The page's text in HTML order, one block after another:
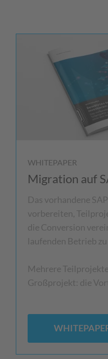
WHITEPAPER
Migration auf
Das vorhandene
vorbereiten,
die Conversion
laufenden Betrieb
Mehrere
Großprojekt: die